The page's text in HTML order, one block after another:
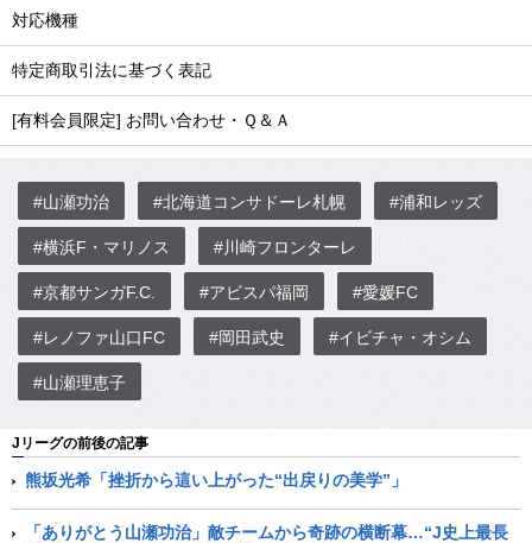
対応機種
特定商取引法に基づく表記
[有料会員限定] お問い合わせ・Ｑ＆Ａ
#山瀬功治 #北海道コンサドーレ札幌 #浦和レッズ
#横浜F・マリノス #川崎フロンターレ
#京都サンガF.C. #アビスパ福岡 #愛媛FC
#レノファ山口FC #岡田武史 #イビチャ・オシム
#山瀬理恵子
Jリーグの前後の記事
熊坂光希「挫折から這い上がった“出戻りの美学”」
「ありがとう山瀬功治」敵チームから奇跡の横断幕…“J史上最長